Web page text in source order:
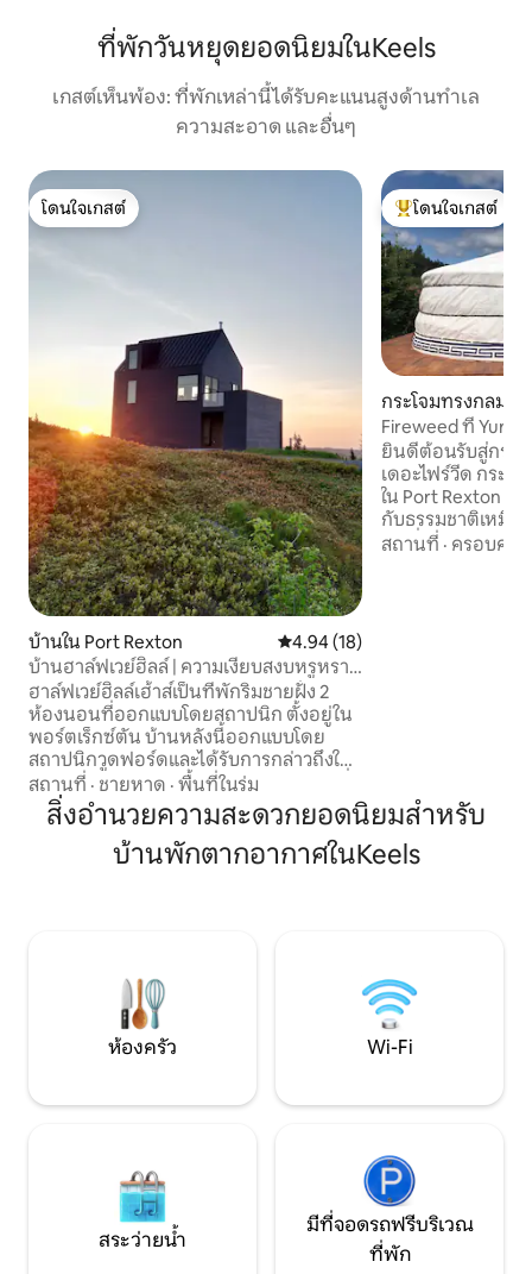
ที่พักวันหยุดยอดนิยมในKeels
เกสต์เห็นพ้อง: ที่พักเหล่านี้ได้รับคะแนนสูงด้านทำเล
ความสะอาด และอื่นๆ
โดนใจเกสต์
โดนใจเกสต์
บ้านใน Port Rexton คะแนนเฉลี่ย 4.94 จาก 5, 18 รีวิว
4.94 (18)
บ้านฮาล์ฟเวย์ฮิลล์ | ความเงียบสงบหรูหรา
ริมทะเล
ฮาล์ฟเวย์ฮิลล์เฮ้าส์เป็นที่พักริมชายฝั่ง 2
ห้องนอนที่ออกแบบโดยสถาปนิก ตั้งอยู่ใน
พอร์ตเร็กซ์ตัน บ้านหลังนี้ออกแบบโดย
สถาปนิกวูดฟอร์ดและได้รับการกล่าวถึงใน
นิตยสาร Nuvo และ Wallpaper มีวิวทะเลที่
กว้างขวางจากฟ็อกซ์ไอแลนด์ไปจนถึงประ
ภาคารทรินิตี ที่พักแห่งนี้อยู่ห่างจากเส้น
ทาง Skerwink Trail ที่มีชื่อเสียงและโรงเบียร์
Port Rexton เพียงไม่กี่ก้าว มีดีไซน์ที่
สถานที่ · ชายหาด · พื้นที่ในร่ม
โดนใจเกสต์ที่สุด
โดนใจเกสต์
กระโจมทรงกลมใน
on
Fireweed ที่
ยินดีต้อนรับสู่กระโ
เดอะไฟร์วีด กระโ
ใน Port Rexton ที่
กับธรรมชาติเหมือ
พักที่สะดวกสบาย
สถานที่ · ครอบครัว
สิ่งอำนวยความสะดวกยอดนิยมสำหรับ
บ้านพักตากอากาศในKeels
ห้องครัว Wi-Fi
สระว่ายน้ำ
มีที่จอดรถฟรีบริเวณ
ที่พัก